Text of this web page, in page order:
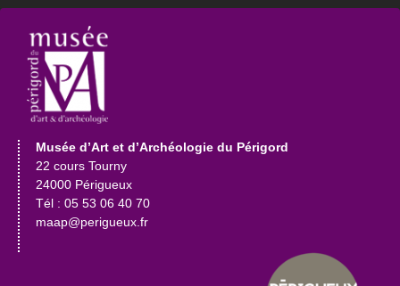
Musée d’Art et d’Archéologie du Périgord
22 cours Tourny
24000 Périgueux
Tél : 05 53 06 40 70
maap@perigueux.fr